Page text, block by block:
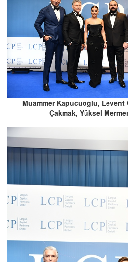
Muammer Kapucuoğlu, Levent
Çakmak, Yüksel